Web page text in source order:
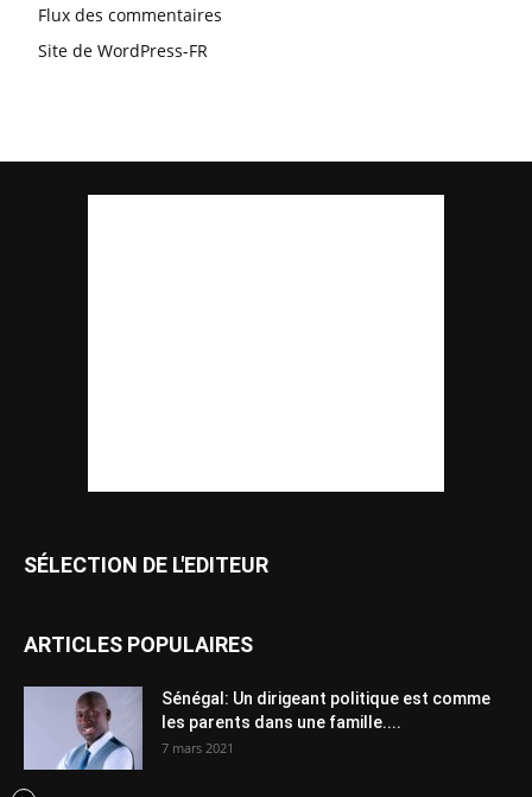
Flux des commentaires
Site de WordPress-FR
SÉLECTION DE L'EDITEUR
ARTICLES POPULAIRES
Sénégal: Un dirigeant politique est comme
les parents dans une famille....
7 mars 2021